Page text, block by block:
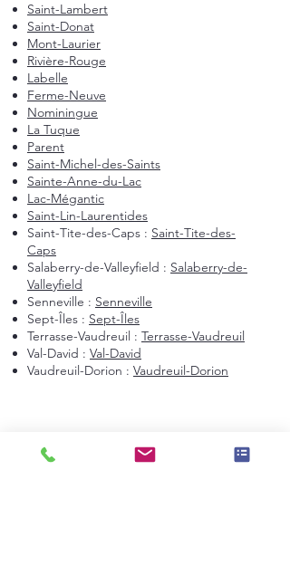
Saint-Lambert
Saint-Donat
Mont-Laurier
Rivière-Rouge
Labelle
Ferme-Neuve
Nominingue
La Tuque
Parent
Saint-Michel-des-Saints
Sainte-Anne-du-Lac
Lac-Mégantic
Saint-Lin-Laurentides
Saint-Tite-des-Caps : Saint-Tite-des-
Caps
Salaberry-de-Valleyfield : Salaberry-de-
Valleyfield
Senneville : Senneville
Sept-Îles : Sept-Îles
Terrasse-Vaudreuil : Terrasse-Vaudreuil
Val-David : Val-David
Vaudreuil-Dorion : Vaudreuil-Dorion
Montréal et environs